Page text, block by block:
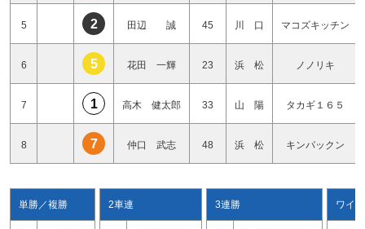
5 2 田辺 誠 45 川 口 マコズキッチン
6 5 花田 一輝 23 浜 松 ノノリキ
7 1 高木 健太郎 33 山 陽 タカギ１６５
8 7 仲口 武志 48 浜 松 キンパックン
単勝／複勝 2車連 3連勝 ワイド